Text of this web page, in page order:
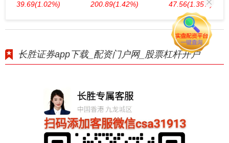
39.69(1.02%) 200.89(1.42%) 47.56(1.35%)
长胜证券app下载_配资门户网_股票杠杆开户